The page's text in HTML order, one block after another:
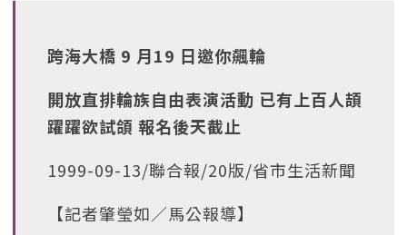
跨海大橋 9 月19 日邀你飆輪
開放直排輪族自由表演活動 已有上百人頡
躍躍欲試頜 報名後天截止
1999-09-13/聯合報/20版/省市生活新聞
【記者肇瑩如∕馬公報導】